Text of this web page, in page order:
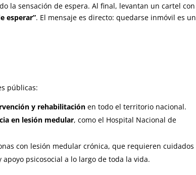
la sensación de espera. Al final, levantan un cartel con
esperar”. El mensaje es directo: quedarse inmóvil es un
públicas:
y rehabilitación en todo el territorio nacional.
en lesión medular, como el Hospital Nacional de
con lesión medular crónica, que requieren cuidados
psicosocial a lo largo de toda la vida.